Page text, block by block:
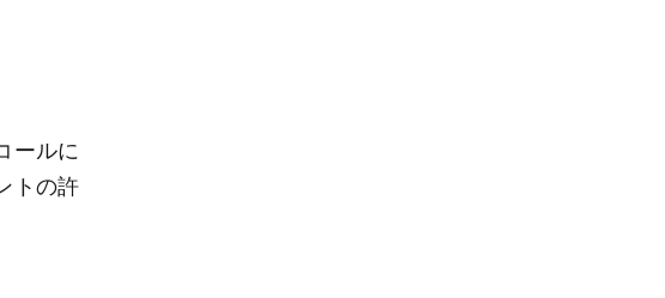
ールに
トの許